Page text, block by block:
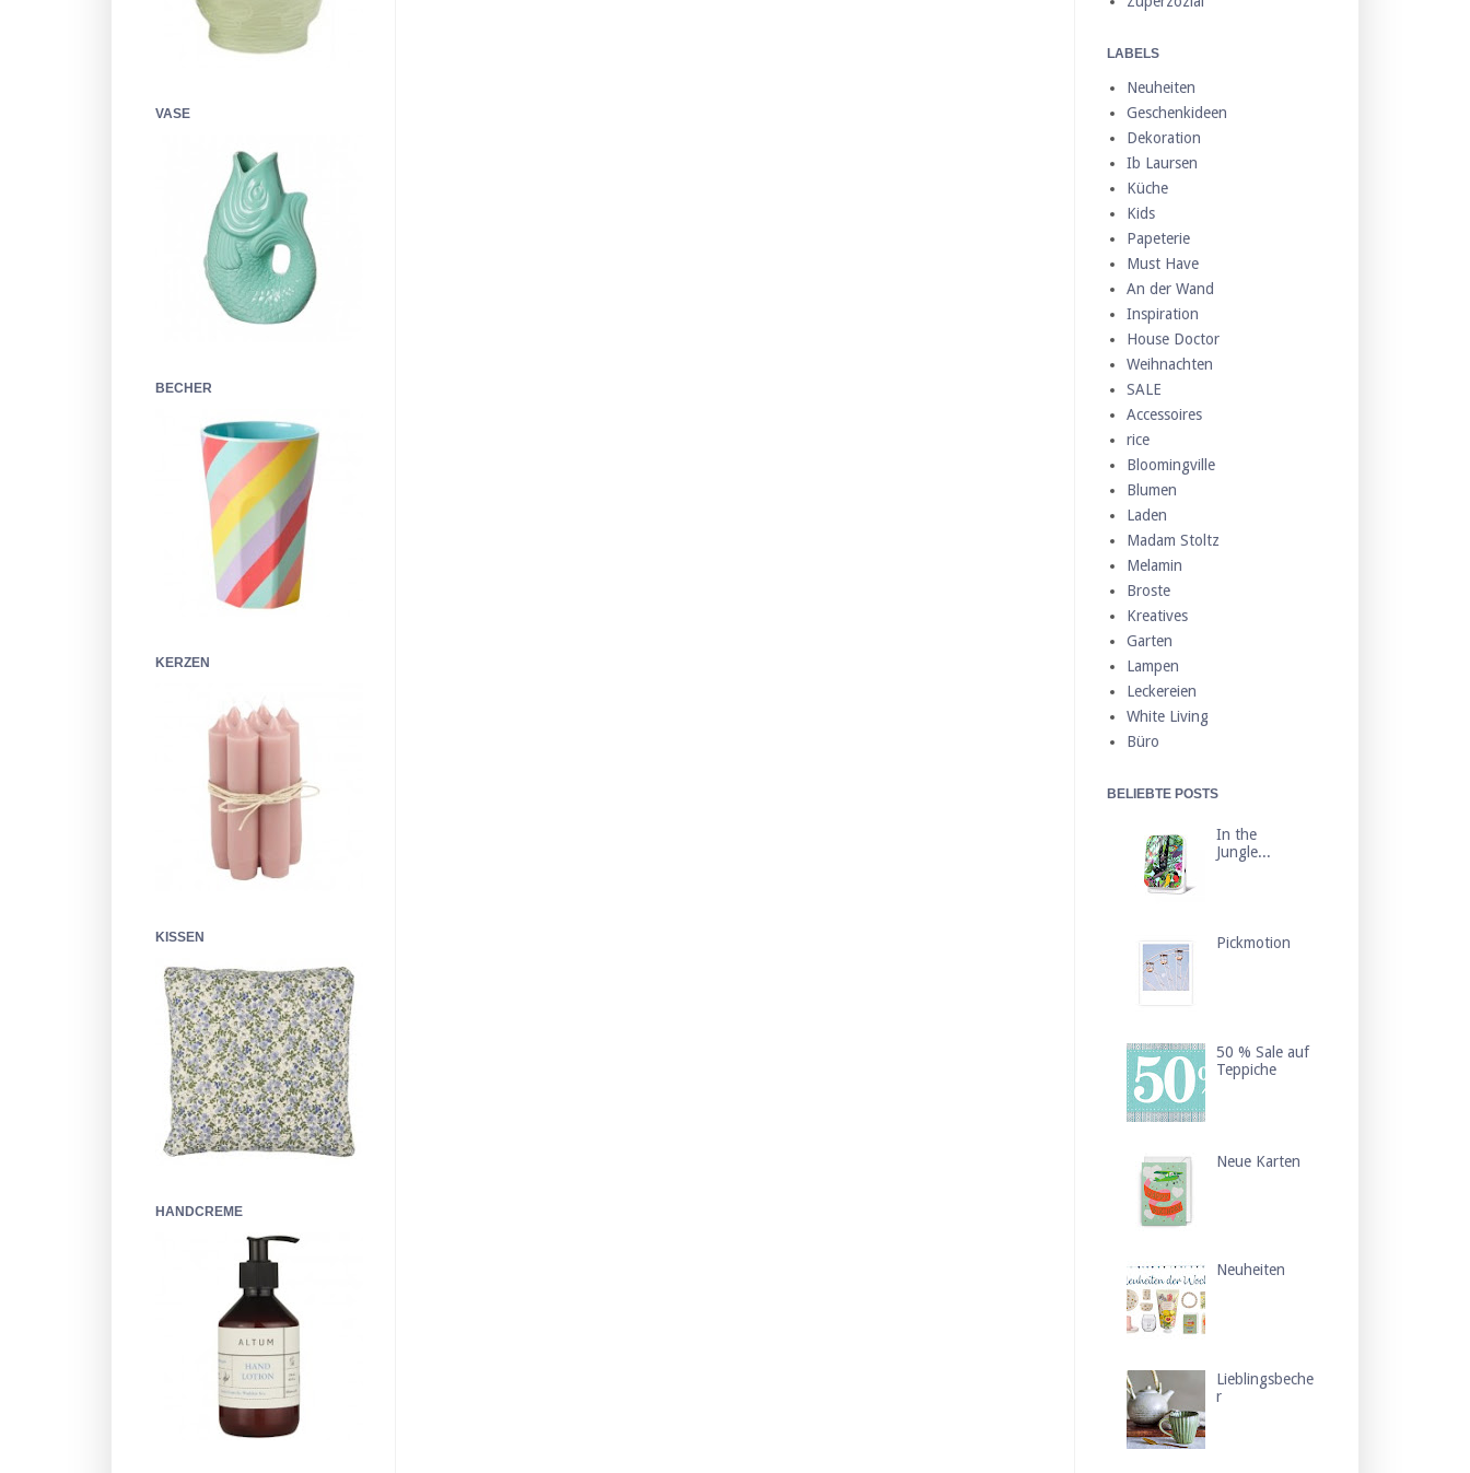
VASE
BECHER
KERZEN
KISSEN
HANDCREME
LABELS
Neuheiten
Geschenkideen
Dekoration
Ib Laursen
Küche
Kids
Papeterie
Must Have
An der Wand
Inspiration
House Doctor
Weihnachten
SALE
Accessoires
rice
Bloomingville
Blumen
Laden
Madam Stoltz
Melamin
Broste
Kreatives
Garten
Lampen
Leckereien
White Living
Büro
BELIEBTE POSTS
In the
Jungle...
Pickmotion
50 % Sale auf
Teppiche
Neue Karten
Neuheiten
Lieblingsbeche
r